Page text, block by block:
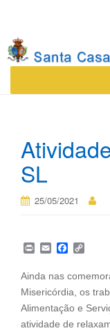
SL
25/05/2021
P
n
t
E
i
l
e
b
o
o
k
y
L
i
n
k
Ainda nas
Misericórdia, os
Alimentação e
atividade de